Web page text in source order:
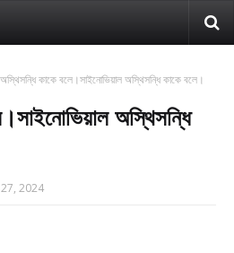
অস্থিসন্ধি কাকে বলে।সাইনোভিয়াল অস্থিসন্ধি কাকে বলে।
অস্থিসন্ধি
2024